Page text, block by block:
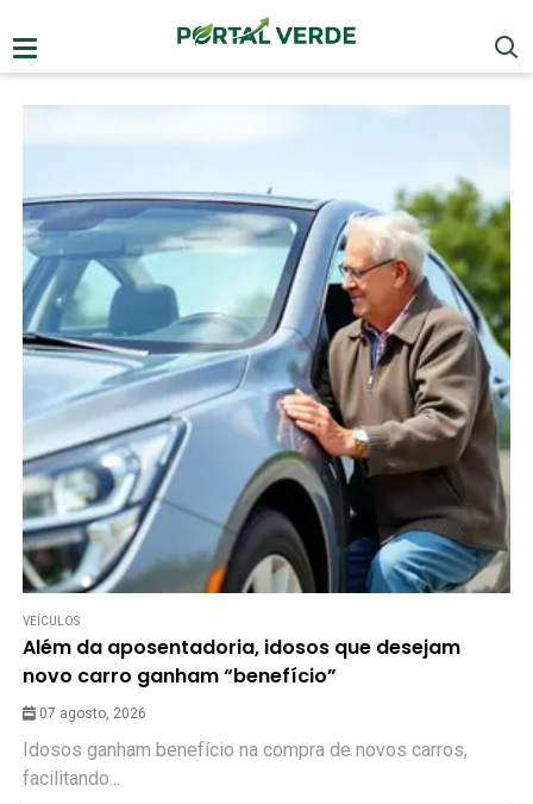
VEÍCULOS
Além da aposentadoria, idosos que desejam
novo carro ganham “benefício”
07 agosto, 2026
Idosos ganham benefício na compra de novos carros,
facilitando...